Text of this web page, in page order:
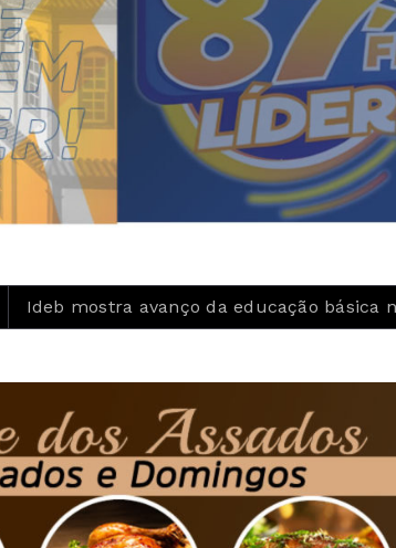
da educação básica no país